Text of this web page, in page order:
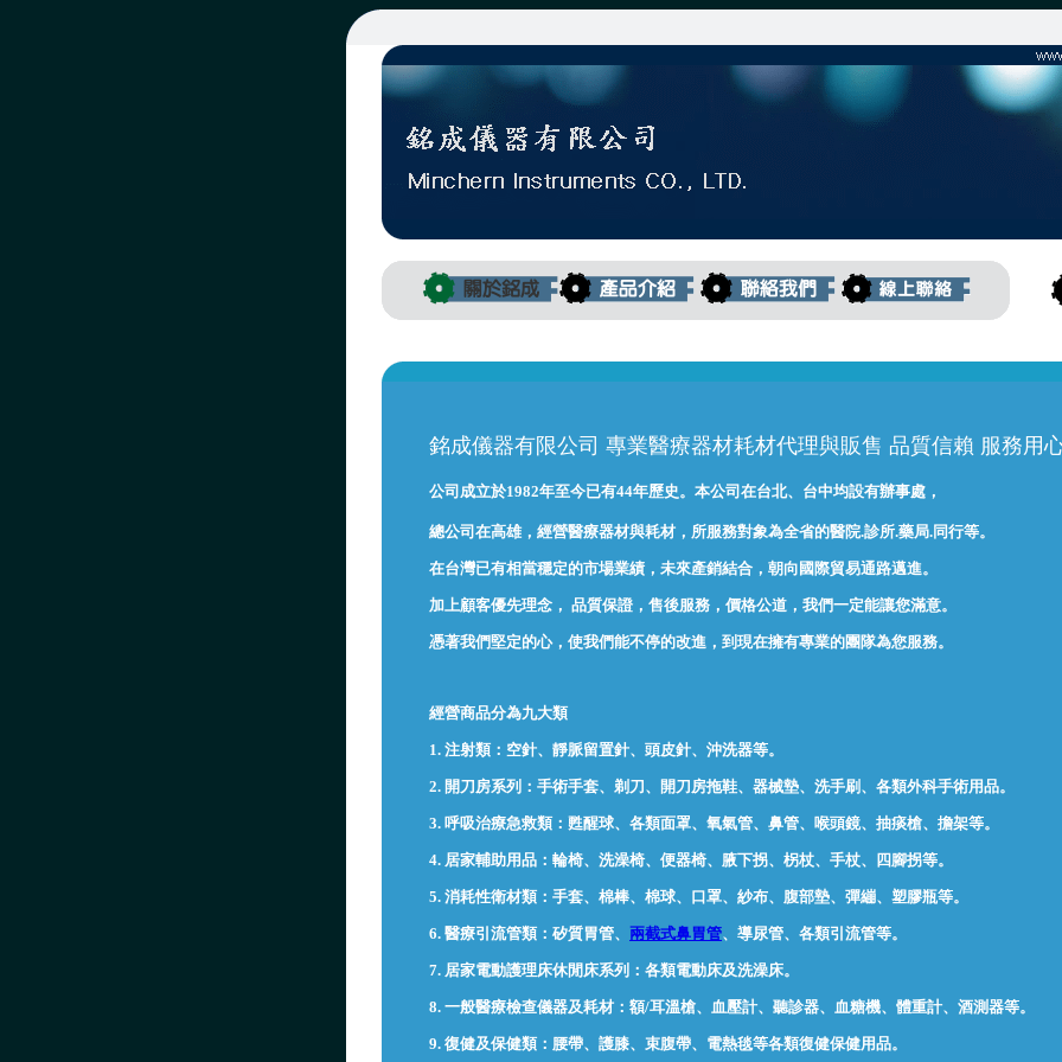
銘成儀器有限公司 專業醫療器材耗材代理與販售 品質信賴 服務用
公司成立於1982年至今已有44年歷史。本公司在台北、台中均設有辦事處，
總公司在高雄，經營醫療器材與耗材，所服務對象為全省的醫院.診所.藥局.同行等。
在台灣已有相當穩定的市場業績，未來產銷結合，朝向國際貿易通路邁進。
加上顧客優先理念， 品質保證，售後服務，價格公道，我們一定能讓您滿意。
憑著我們堅定的心，使我們能不停的改進，到現在擁有專業的團隊為您服務。
經營商品分為九大類
1. 注射類：空針、靜脈留置針、頭皮針、 沖洗器等。
2. 開刀房系列：手術手套、剃刀、開刀房拖鞋、器械墊、洗手刷、各類外科手術用品。
3. 呼吸治療急救類：甦醒球、各類面罩、氧氣管、鼻管、喉頭鏡、抽痰槍、擔架等。
4. 居家輔助用品： 輪椅、 洗澡椅、便器椅、 腋下拐、 柺杖、 手杖、四腳拐等。
5. 消耗性衛材類：手套、棉棒、棉球、口罩、紗布、腹部墊、彈繃、塑膠瓶等。
6. 醫療引流管類：矽質胃管、 兩截式鼻胃管、導尿管、各類引流管等。
7. 居家電動護理床休閒床系列：各類電動床及洗澡床。
8. 一般醫療檢查儀器及耗材：額/耳溫槍、血壓計、聽診器、 血糖機、體重計、酒測器等。
9. 復健及保健類：腰帶、護膝、束腹帶、電熱毯等各類復健保健用品。